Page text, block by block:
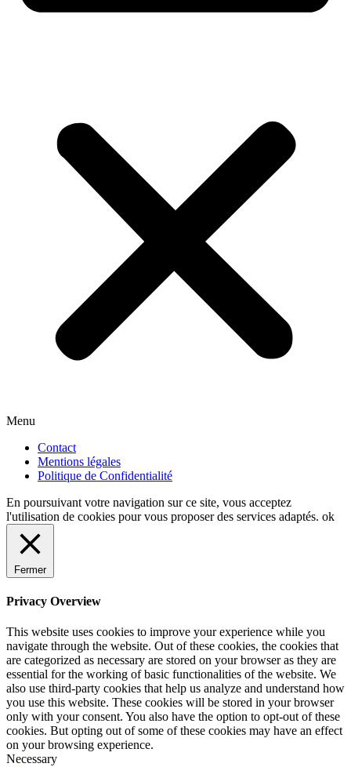
Menu
Contact
Mentions légales
Politique de Confidentialité
En poursuivant votre navigation sur ce site, vous acceptez
l'utilisation de cookies pour vous proposer des services adaptés. ok
Fermer
Privacy Overview
This website uses cookies to improve your experience while you
navigate through the website. Out of these cookies, the cookies that
are categorized as necessary are stored on your browser as they are
essential for the working of basic functionalities of the website. We
also use third-party cookies that help us analyze and understand how
you use this website. These cookies will be stored in your browser
only with your consent. You also have the option to opt-out of these
cookies. But opting out of some of these cookies may have an effect
on your browsing experience.
Necessary